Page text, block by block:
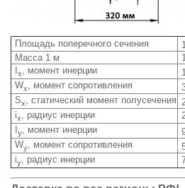
Площадь поперечного сечения
Масса 1 м
x , момент инерции
Wx , момент сопротивления
Sx , статический момент полусечения
ix , радиус инерции
y , момент инерции
Wy , момент сопротивления
iy , радиус инерции